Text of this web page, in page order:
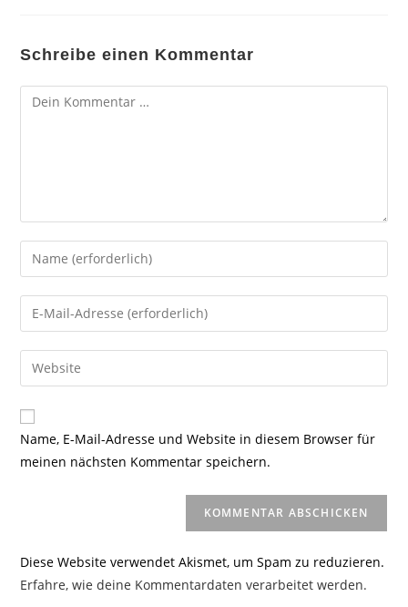
Schreibe einen Kommentar
Kommentar
Gib
deinen
Namen
oder
zum
Kommentieren
ein
Gib
deine
E-
Mail-
zum
Kommentieren
ein
Gib
deine
Website-
URL
Name, E-Mail-Adresse und Website in diesem Browser für
meinen nächsten Kommentar speichern.
Diese Website verwendet Akismet, um Spam zu reduzieren.
Erfahre, wie deine Kommentardaten verarbeitet werden.